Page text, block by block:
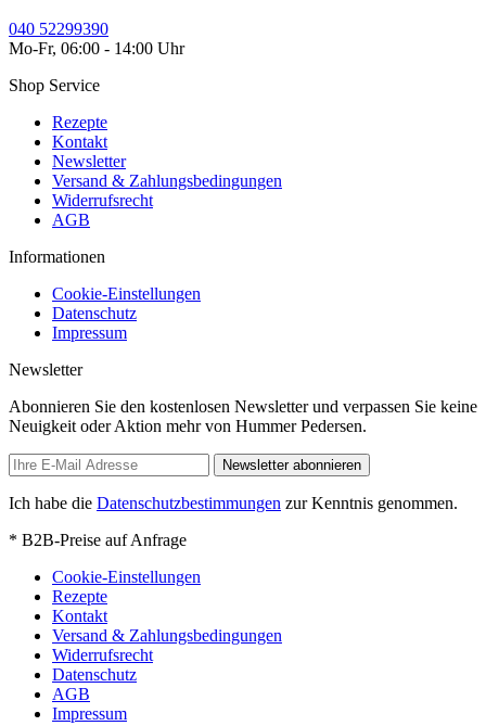
040 52299390
Mo-Fr, 06:00 - 14:00 Uhr
Shop Service
Rezepte
Kontakt
Newsletter
Versand & Zahlungsbedingungen
Widerrufsrecht
AGB
Informationen
Cookie-Einstellungen
Datenschutz
Impressum
Newsletter
Abonnieren Sie den kostenlosen Newsletter und verpassen Sie keine
Neuigkeit oder Aktion mehr von Hummer Pedersen.
Newsletter abonnieren
Ich habe die Datenschutzbestimmungen zur Kenntnis genommen.
* B2B-Preise auf Anfrage
Cookie-Einstellungen
Rezepte
Kontakt
Versand & Zahlungsbedingungen
Widerrufsrecht
Datenschutz
AGB
Impressum